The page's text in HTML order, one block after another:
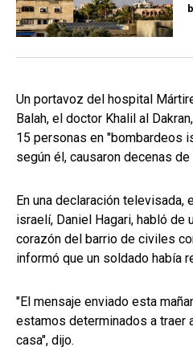
Un portavoz del hospital
Balah, el doctor Khalil al
15 personas en "bombardeos
según él, causaron decenas
En una declaración
israelí, Daniel Hagari, habló de
corazón del barrio de civiles
informó que un soldado había
"El mensaje enviado esta
estamos determinados a traer
casa", dijo.